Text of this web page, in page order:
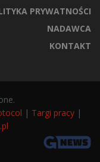
PRYWATNOŚCI
NADAWCA
KONTAKT
| Targi pracy |